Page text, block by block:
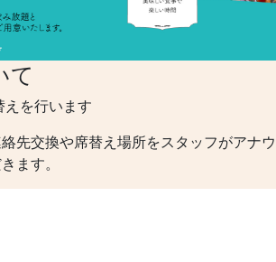
て
を行います
先交換や席替え場所をスタッフがアナウ
ます。